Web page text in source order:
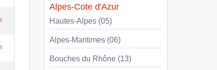
Alpes-Cote d'Azur
Hautes-Alpes (05)
Alpes-Maritimes (06)
Bouches du Rhône (13)